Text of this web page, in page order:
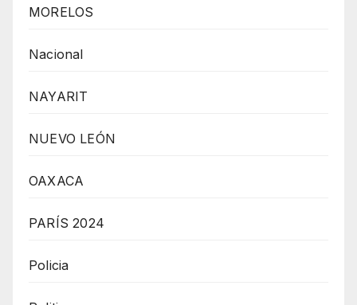
MORELOS
Nacional
NAYARIT
NUEVO LEÓN
OAXACA
PARÍS 2024
Policia